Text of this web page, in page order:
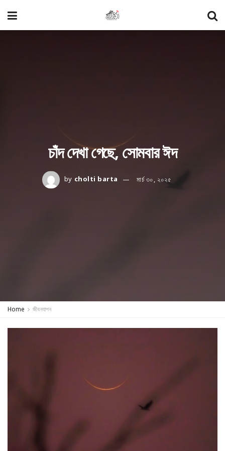
চাঁদ দেখা গেছে, সোমবার ঈদ
by cholti barta মার্চ ৩০, ২০২৫
Home জীবনযাপন